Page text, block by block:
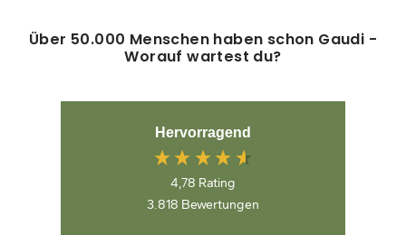
Über 50.000 Menschen haben schon Gaudi -
Worauf wartest du?
Hervorragend
4,78 Rating
3.818 Bewertungen